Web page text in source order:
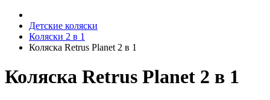
Детские коляски
Коляски 2 в 1
Коляска Retrus Planet 2 в 1
Коляска Retrus Planet 2 в 1